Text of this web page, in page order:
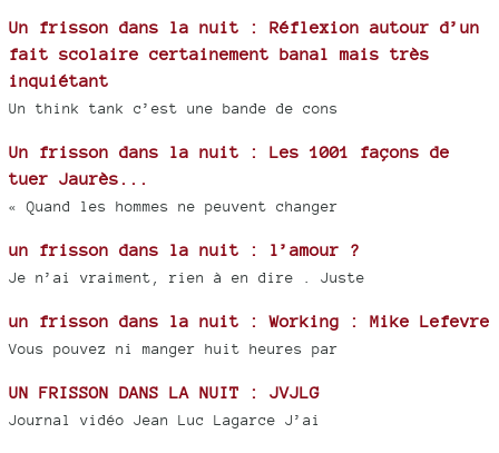
Un frisson dans la nuit : Réflexion autour d’un
fait scolaire certainement banal mais très
inquiétant
Un think tank c’est une bande de cons
Un frisson dans la nuit : Les 1001 façons de
tuer Jaurès...
« Quand les hommes ne peuvent changer
un frisson dans la nuit : l’amour ?
Je n’ai vraiment, rien à en dire . Juste
un frisson dans la nuit : Working : Mike Lefevre
Vous pouvez ni manger huit heures par
UN FRISSON DANS LA NUIT : JVJLG
Journal vidéo Jean Luc Lagarce J’ai